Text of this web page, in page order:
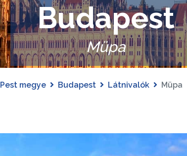
Budapest
Müpa
Pest megye Budapest Látnivalók Müpa